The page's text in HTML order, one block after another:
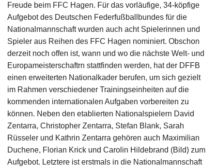
Freude beim FFC Hagen. Für das vorläufige, 34-köpfige
Aufgebot des Deutschen Federfußballbundes für die
Nationalmannschaft wurden auch acht Spielerinnen und
Spieler aus Reihen des FFC Hagen nominiert. Obschon
derzeit noch offen ist, wann und wo die nächste Welt- und
Europameisterschaftrn stattfinden werden, hat der DFFB
einen erweiterten Nationalkader berufen, um sich gezielt
im Rahmen verschiedener Trainingseinheiten auf die
kommenden internationalen Aufgaben vorbereiten zu
können. Neben den etablierten Nationalspielern David
Zentarra, Christopher Zentarra, Stefan Blank, Sarah
Rüsseler und Kathrin Zentarra gehören auch Maximilian
Duchene, Florian Krick und Carolin Hildebrand (Bild) zum
Aufgebot. Letztere ist erstmals in die Nationalmannschaft